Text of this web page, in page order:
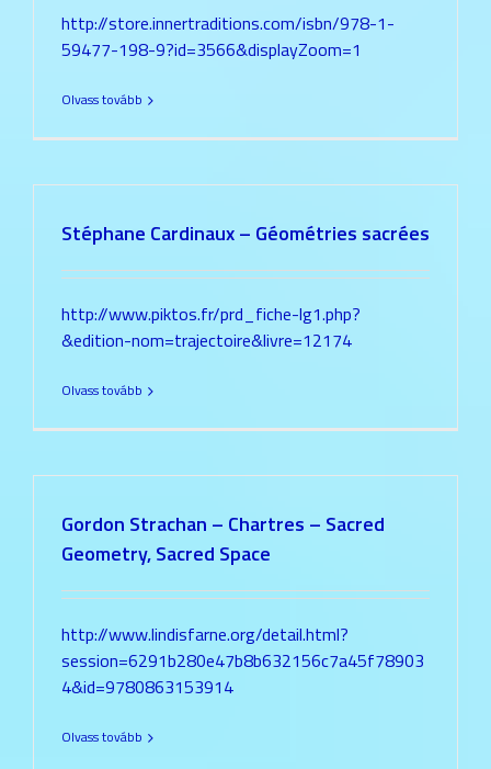
http://store.innertraditions.com/isbn/978-1-
59477-198-9?id=3566&displayZoom=1
Olvass tovább
Stéphane Cardinaux – Géométries sacrées
http://www.piktos.fr/prd_fiche-lg1.php?
&edition-nom=trajectoire&livre=12174
Olvass tovább
Gordon Strachan – Chartres – Sacred
Geometry, Sacred Space
http://www.lindisfarne.org/detail.html?
session=6291b280e47b8b632156c7a45f78903
4&id=9780863153914
Olvass tovább